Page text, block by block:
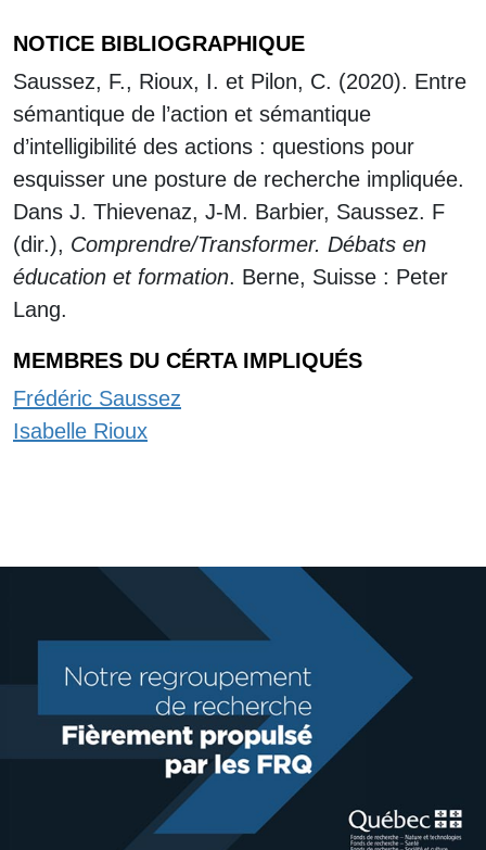
NOTICE BIBLIOGRAPHIQUE
Saussez, F., Rioux, I. et Pilon, C. (2020). Entre
sémantique de l’action et sémantique
d’intelligibilité des actions : questions pour
esquisser une posture de recherche impliquée.
Dans J. Thievenaz, J-M. Barbier, Saussez. F
(dir.), Comprendre/Transformer. Débats en
éducation et formation. Berne, Suisse : Peter
Lang.
MEMBRES DU CÉRTA IMPLIQUÉS
Frédéric Saussez
Isabelle Rioux